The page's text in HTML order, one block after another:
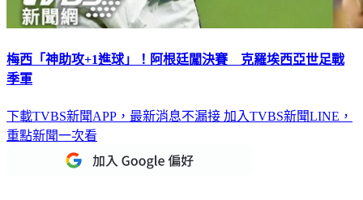
梅西「神助攻+1進球」！阿根廷闖決賽 克羅埃西亞世足戰
季軍
下載TVBS新聞APP，最新消息不漏接 加入TVBS新聞LINE，
重點新聞一次看